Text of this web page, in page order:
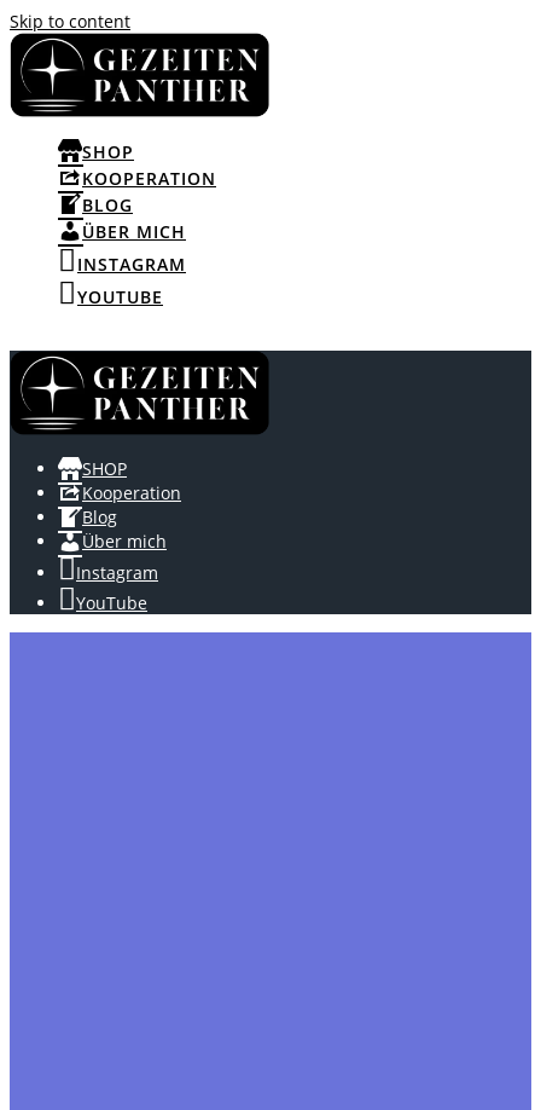
Skip to content
SHOP
KOOPERATION
BLOG
ÜBER MICH
INSTAGRAM
YOUTUBE
SHOP
Kooperation
Blog
Über mich
Instagram
YouTube